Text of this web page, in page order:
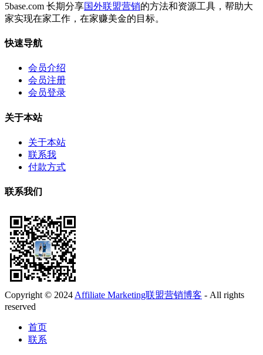
5base.com 长期分享国外联盟营销的方法和资源工具，帮助大
家实现在家工作，在家赚美金的目标。
快速导航
会员介绍
会员注册
会员登录
关于本站
关于本站
联系我
付款方式
联系我们
Copyright © 2024 Affiliate Marketing联盟营销博客 - All rights
reserved
首页
联系